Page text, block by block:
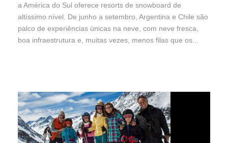
a América do Sul oferece resorts de snowboard de
altíssimo nível. De junho a setembro, Argentina e Chile são
palco de experiências únicas na neve, com neve fresca,
boa infraestrutura e, muitas vezes, menos filas que os...